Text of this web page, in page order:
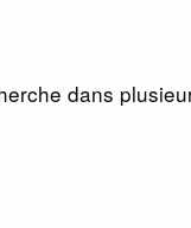
dans